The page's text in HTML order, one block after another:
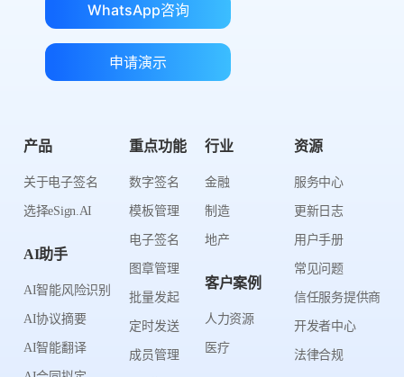
WhatsApp咨询
申请演示
产品
关于电子签名
选择eSign.AI
AI助手
AI智能风险识别
AI协议摘要
AI智能翻译
重点功能
数字签名
模板管理
电子签名
图章管理
批量发起
定时发送
成员管理
行业
金融
制造
地产
客户案例
人力资源
医疗
资源
服务中心
更新日志
用户手册
常见问题
信任服务提供商
开发者中心
法律合规